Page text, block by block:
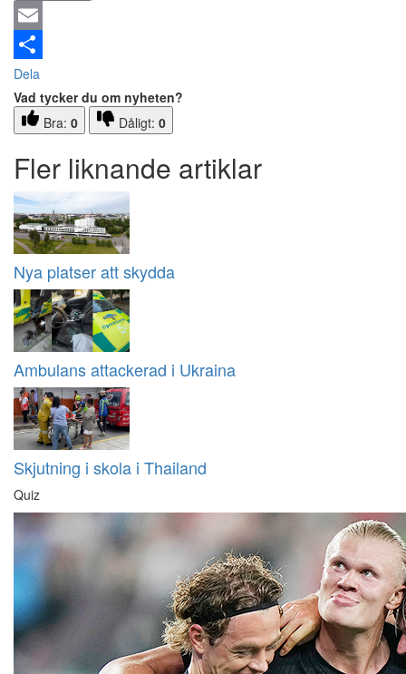
Email
Dela
Vad tycker du om nyheten?
Bra: 0 Dåligt: 0
Fler liknande artiklar
Nya platser att skydda
Ambulans attackerad i Ukraina
Skjutning i skola i Thailand
Quiz